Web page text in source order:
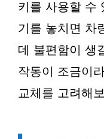
키를 사용할 수
기를 놓치면 차
데 불편함이 생
작동이 조금이
교체를 고려해